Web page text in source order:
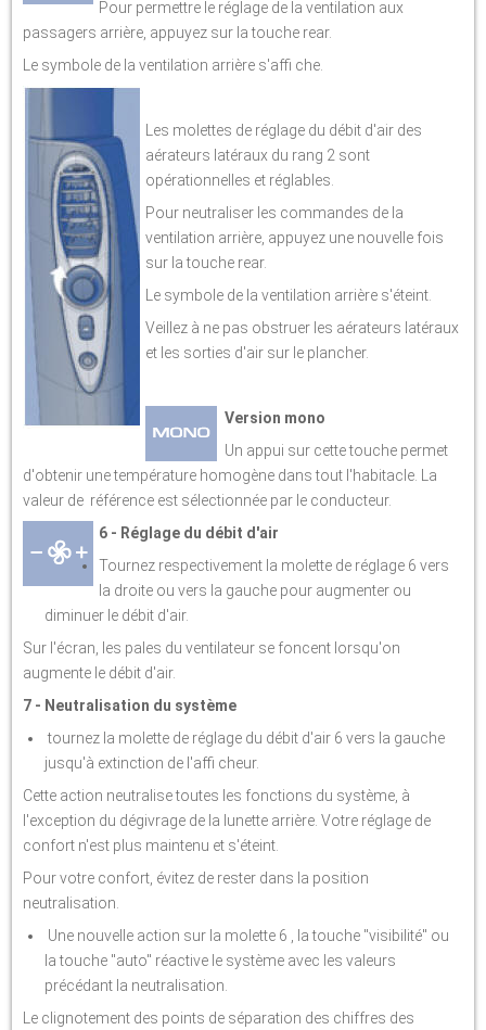
Pour permettre le réglage de la ventilation aux
passagers arrière, appuyez sur la touche rear.
Le symbole de la ventilation arrière s'affi che.
Les molettes de réglage du débit d'air des
aérateurs latéraux du rang 2 sont
opérationnelles et réglables.
Pour neutraliser les commandes de la
ventilation arrière, appuyez une nouvelle fois
sur la touche rear.
Le symbole de la ventilation arrière s'éteint.
Veillez à ne pas obstruer les aérateurs latéraux
et les sorties d'air sur le plancher.
Version mono
Un appui sur cette touche permet
d'obtenir une température homogène dans tout l'habitacle. La
valeur de référence est sélectionnée par le conducteur.
6 - Réglage du débit d'air
Tournez respectivement la molette de réglage 6 vers
la droite ou vers la gauche pour augmenter ou
diminuer le débit d'air.
Sur l'écran, les pales du ventilateur se foncent lorsqu'on
augmente le débit d'air.
7 - Neutralisation du système
tournez la molette de réglage du débit d'air 6 vers la gauche
jusqu'à extinction de l'affi cheur.
Cette action neutralise toutes les fonctions du système, à
l'exception du dégivrage de la lunette arrière. Votre réglage de
confort n'est plus maintenu et s'éteint.
Pour votre confort, évitez de rester dans la position
neutralisation.
Une nouvelle action sur la molette 6 , la touche "visibilité" ou
la touche "auto" réactive le système avec les valeurs
précédant la neutralisation.
Le clignotement des points de séparation des chiffres des